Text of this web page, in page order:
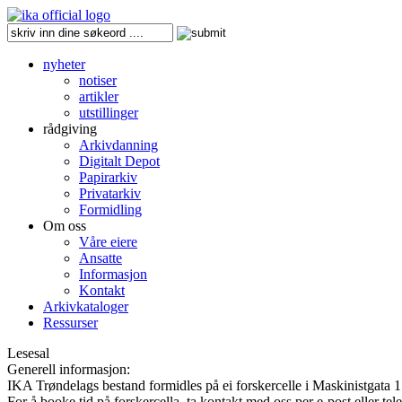
nyheter
notiser
artikler
utstillinger
rådgiving
Arkivdanning
Digitalt Depot
Papirarkiv
Privatarkiv
Formidling
Om oss
Våre eiere
Ansatte
Informasjon
Kontakt
Arkivkataloger
Ressurser
Lesesal
Generell informasjon:
IKA Trøndelags bestand formidles på ei forskercelle i Maskinistgata